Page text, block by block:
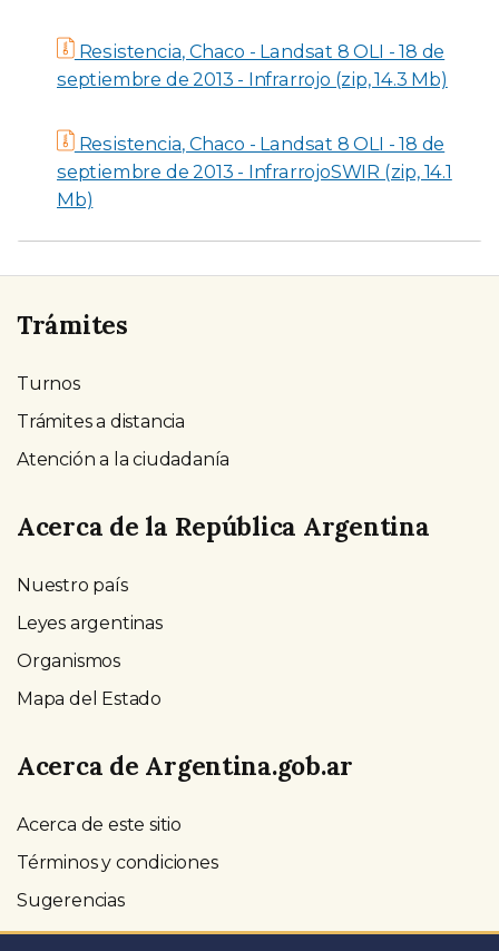
Resistencia, Chaco - Landsat 8 OLI - 18 de
septiembre de 2013 - Infrarrojo (zip, 14.3 Mb)
Resistencia, Chaco - Landsat 8 OLI - 18 de
septiembre de 2013 - InfrarrojoSWIR (zip, 14.1
Mb)
Trámites
Turnos
Trámites a distancia
Atención a la ciudadanía
Acerca de la República Argentina
Nuestro país
Leyes argentinas
Organismos
Mapa del Estado
Acerca de Argentina.gob.ar
Acerca de este sitio
Términos y condiciones
Sugerencias